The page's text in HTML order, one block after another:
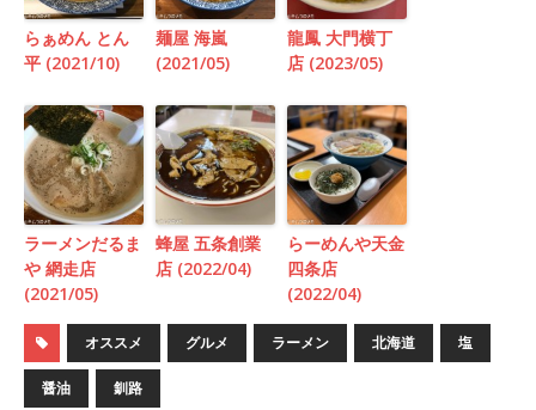
らぁめん とん
平 (2021/10)
麺屋 海嵐
(2021/05)
龍鳳 大門横丁
店 (2023/05)
ラーメンだるま
や 網走店
(2021/05)
蜂屋 五条創業
店 (2022/04)
らーめんや天金
四条店
(2022/04)
オススメ グルメ ラーメン 北海道 塩
醤油 釧路